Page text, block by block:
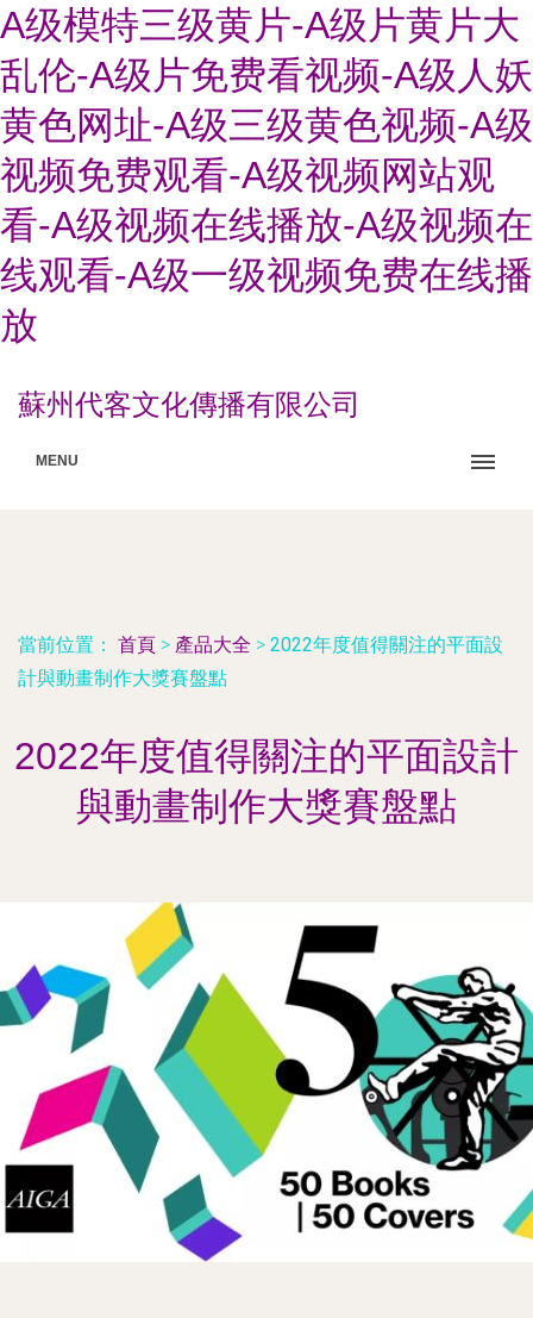
A级模特三级黄片-A级片黄片大
乱伦-A级片免费看视频-A级人妖
黄色网址-A级三级黄色视频-A级
视频免费观看-A级视频网站观
看-A级视频在线播放-A级视频在
线观看-A级一级视频免费在线播
放
蘇州代客文化傳播有限公司
MENU
當前位置： 首頁 > 產品大全 > 2022年度值得關注的平面設
計與動畫制作大獎賽盤點
2022年度值得關注的平面設計
與動畫制作大獎賽盤點